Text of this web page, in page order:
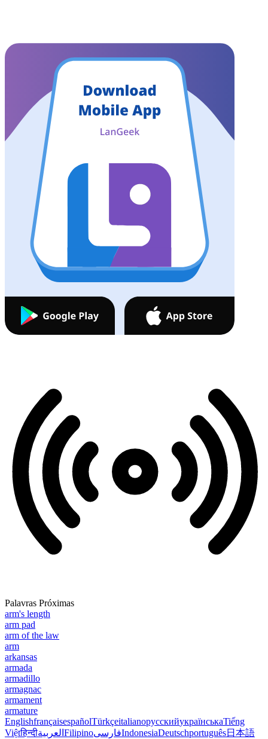
Palavras Próximas
arm's length
arm pad
arm of the law
arm
arkansas
armada
armadillo
armagnac
armament
armature
EnglishfrançaisespañolTürkçeitalianoрусскийукраїнськаTiếng
Việtहिन्दीالعربية FilipinoفارسیIndonesiaDeutschportuguês日本語